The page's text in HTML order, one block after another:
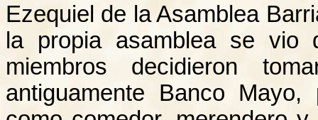
Ezequiel de la Asamblea
la propia asamblea se vio
miembros decidieron
antiguamente Banco